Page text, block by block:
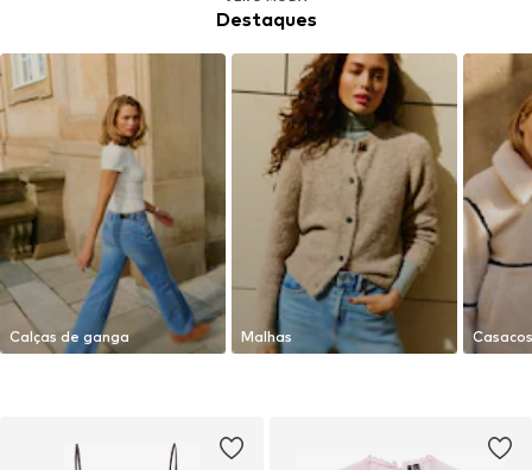
Destaques
Calças de ganga Malhas Casacos